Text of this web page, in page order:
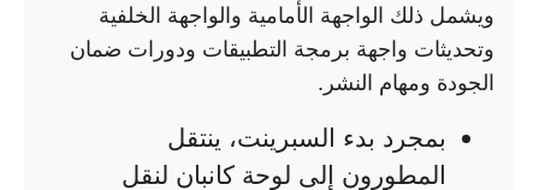
ويشمل ذلك الواجهة الأمامية والواجهة الخلفية
وتحديثات واجهة برمجة التطبيقات ودورات ضمان
الجودة ومهام النشر.
بمجرد بدء السبرينت، ينتقل
المطورون إلى لوحة كانبان لنقل